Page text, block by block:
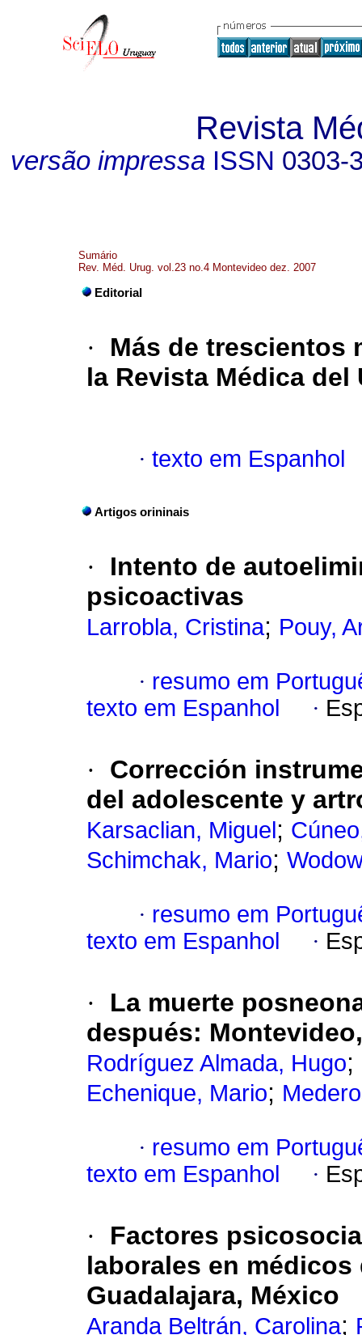
Revista
versão impressa ISSN 0303-
Sumário
Rev. Méd. Urug. vol.23 no.4 Montevideo dez. 2007
Editorial
·
Más de trescientos
la Revista Médica del
· texto em Espanhol
Artigos orininais
·
Intento de
psicoactivas
Larrobla, Cristina; Pouy,
· resumo em
texto em Espanhol
·
·
Corrección
del adolescente y
Karsaclian, Miguel ;
Schimchak, Mario;
· resumo em
texto em Espanhol
·
·
La muerte
después:
Rodríguez Almada, Hugo;
Echenique, Mario;
· resumo em
texto em Espanhol
·
·
Factores
laborales en
Guadalajara, México
Aranda Beltrán, Carolina;